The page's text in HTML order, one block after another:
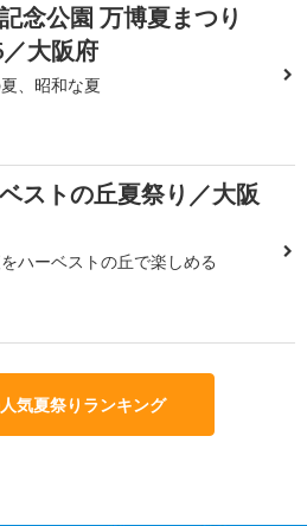
念公園 万博夏まつり
大阪府
、昭和な夏
ストの丘夏祭り／大阪
ハーベストの丘で楽しめる
気夏祭りランキング